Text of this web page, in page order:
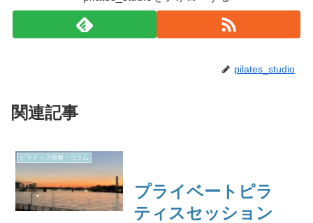
pilates_studio
関連記事
ピラティス情報・コラム
プライベートピラ
ティスセッション